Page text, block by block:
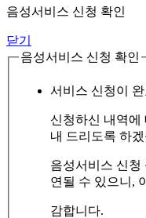
음성서비스 신청 확인
닫기
음성서비스 신청 확인
서비스 신청이
신청하신 내역에
내 드리도록 하
음성서비스 신청
연될 수 있으니,
감합니다.